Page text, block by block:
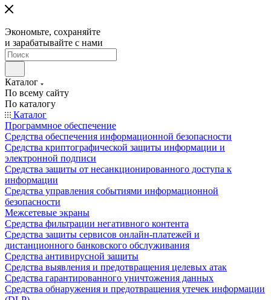
Экономьте, сохраняйте
и зарабатывайте с нами
Каталог
По всему сайту
По каталогу
Каталог
Программное обеспечение
Средства обеспечения информационной безопасности
Средства криптографической защиты информации и
электронной подписи
Средства защиты от несанкционированного доступа к
информации
Средства управления событиями информационной
безопасности
Межсетевые экраны
Средства фильтрации негативного контента
Средства защиты сервисов онлайн-платежей и
дистанционного банковского обслуживания
Средства антивирусной защиты
Средства выявления и предотвращения целевых атак
Средства гарантированного уничтожения данных
Средства обнаружения и предотвращения утечек информации